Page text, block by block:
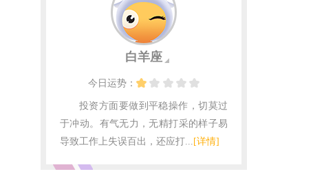
白羊座
今日 运势：
投资方面要做到平稳操作，切莫过
于冲动。有气无力，无精打采的样子易
导致工作上失误百出，还应打... [详情]